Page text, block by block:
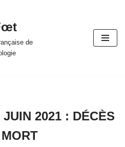
de
2021 : DÉCÈS